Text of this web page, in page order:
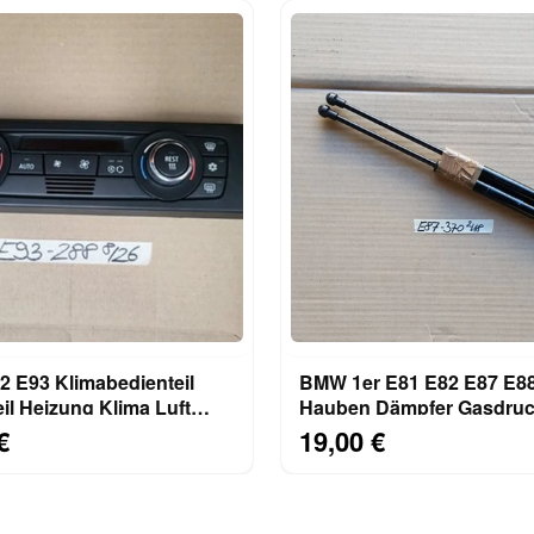
E93 Klimabedienteil
Heizung Klima Luft
9182288
BMW 1er E81 E82 E87
Hauben Dämpfer
Motorhaube 7118370
19,00 €